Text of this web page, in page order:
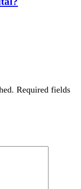
Required fields